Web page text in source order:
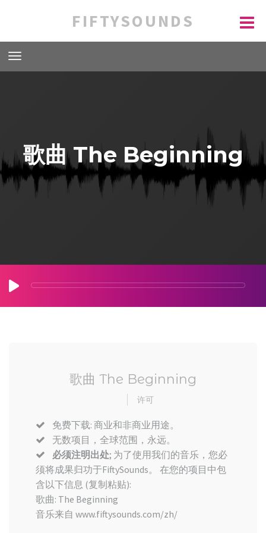
FIFTYSOUNDS
歌曲 The Beginning
歌曲 The Beginning
许可
免费下载: 商业和非商业用途。
无数项目，全球范围，永远。
必须注明出处; 为了使用我们的音乐，您必
须将成果归功于FiftySounds。 在您的项目中包
含以下信息 (复制粘贴):
歌曲: The Beginning
音乐来自 www.fiftysounds.com/zh/